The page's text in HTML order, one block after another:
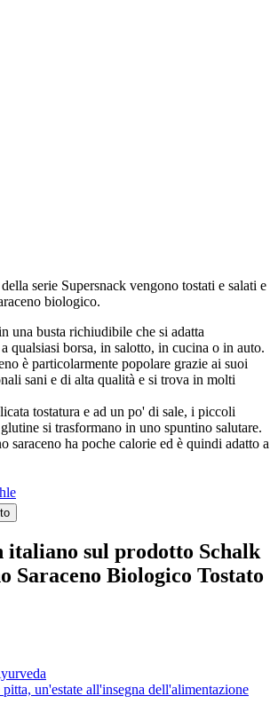
serie Supersnack vengono tostati e salati e
biologico.
una busta richiudibile che si adatta
qualsiasi borsa, in salotto, in cucina o in auto.
è particolarmente popolare grazie ai suoi
sani e di alta qualità e si trova in molti
tostatura e ad un po' di sale, i piccoli
si trasformano in uno spuntino salutare.
saraceno ha poche calorie ed è quindi adatto a
italiano sul prodotto Schalk
Saraceno Biologico Tostato
un'estate all'insegna dell'alimentazione